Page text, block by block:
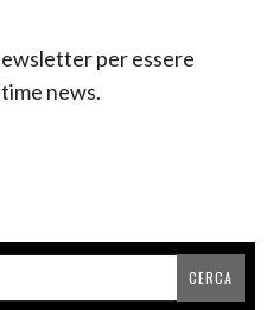
per essere
news.